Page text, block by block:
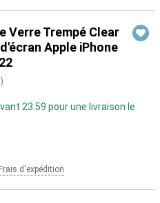
Verre Trempé Clear
Apple iPhone
)
23:59 pour une livraison le
d'expédition